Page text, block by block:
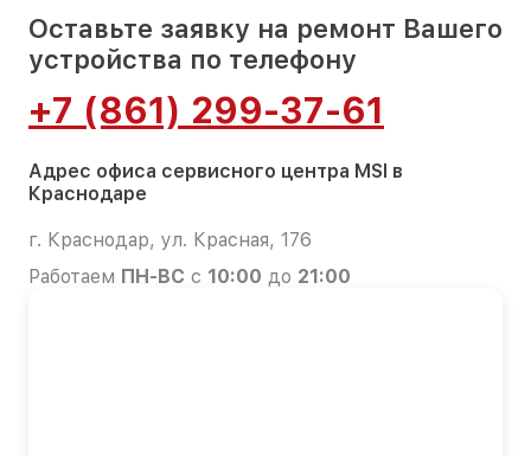
Оставьте заявку на ремонт Вашего
устройства по телефону
+7 (861) 299-37-61
Адрес офиса сервисного центра MSI в
Краснодаре
г. Краснодар, ул. Красная, 176
Работаем ПН-ВС с 10:00 до 21:00